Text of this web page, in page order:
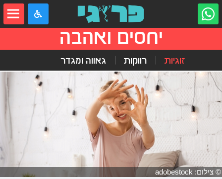
יחסים ואהבה
זוגיות רווקות גאווה ומגדר
© צילום: adobestock